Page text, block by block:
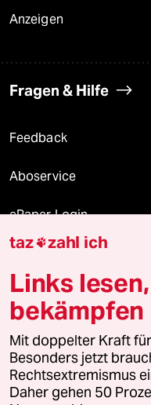
Anzeigen
Fragen & Hilfe
Feedback
Aboservice
ePaper Login
Downloads für
© 2026 taz Verlags und
Alle Rechte vorbehalten. Bei
wenden Sie sich bitte an
Feedback
taz zahl ich
Links
bekämpfen
Mit doppelter Kraft
Besonders jetzt
Rechtsextremismus
Daher gehen 50